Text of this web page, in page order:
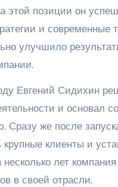
этой позиции он
и современные
улучшило
Евгений Сидихин
и основал
Сразу же после
крупные клиенты и
несколько лет
в своей отрасли.